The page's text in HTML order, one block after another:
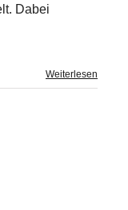
Dabei
Weiterlesen